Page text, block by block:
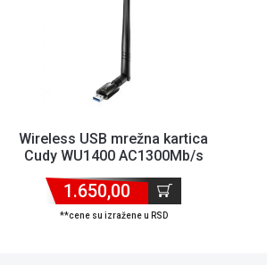
Wireless USB mrežna kartica
Cudy WU1400 AC1300Mb/s
1.650,00
**cene su izražene u RSD